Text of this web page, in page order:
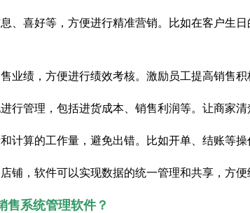
息、喜好等，方便进行精准营销。比如在客户生
业绩，方便进行绩效考核。激励员工提高销售
行管理，包括进货成本、销售利润等。让商家
和计算的工作量，避免出错。比如开单、结账等
铺，软件可以实现数据的统一管理和共享，方便
售系统管理软件？